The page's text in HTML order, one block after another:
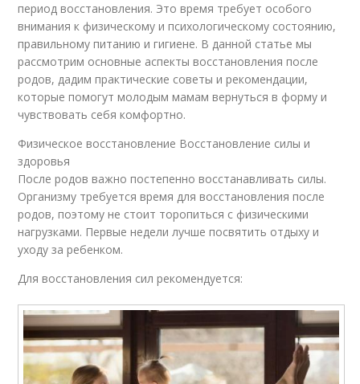
период восстановления. Это время требует особого
внимания к физическому и психологическому состоянию,
правильному питанию и гигиене. В данной статье мы
рассмотрим основные аспекты восстановления после
родов, дадим практические советы и рекомендации,
которые помогут молодым мамам вернуться в форму и
чувствовать себя комфортно.
Физическое восстановление Восстановление силы и
здоровья
После родов важно постепенно восстанавливать силы.
Организму требуется время для восстановления после
родов, поэтому не стоит торопиться с физическими
нагрузками. Первые недели лучше посвятить отдыху и
уходу за ребенком.
Для восстановления сил рекомендуется: